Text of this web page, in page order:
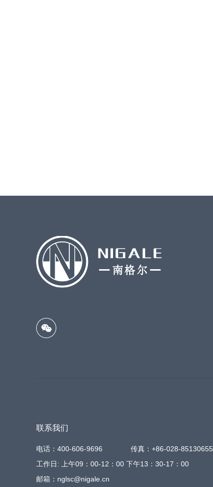
联系我们
电话：400-606-9696
传真：+86-028-85130655
工作日: 上午09：00-12：00 下午13：30-17：00
邮箱：nglsc@nigale.cn